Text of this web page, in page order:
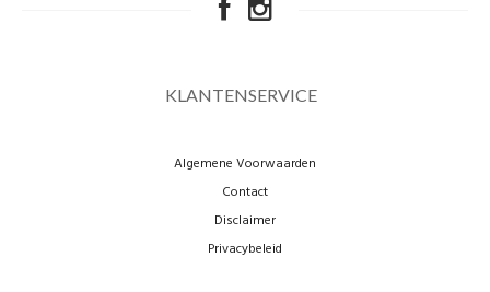
KLANTENSERVICE
Algemene Voorwaarden
Contact
Disclaimer
Privacybeleid